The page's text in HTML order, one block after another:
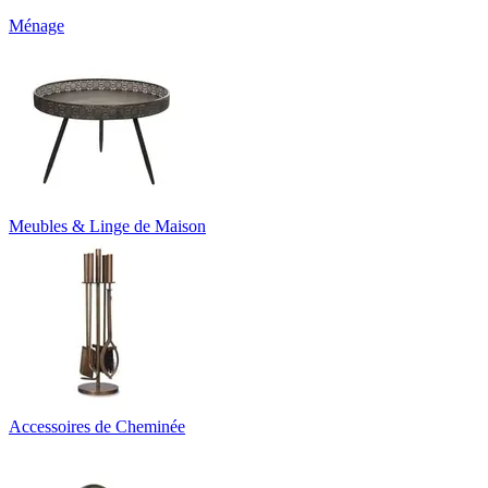
Ménage
Meubles & Linge de Maison
Accessoires de Cheminée